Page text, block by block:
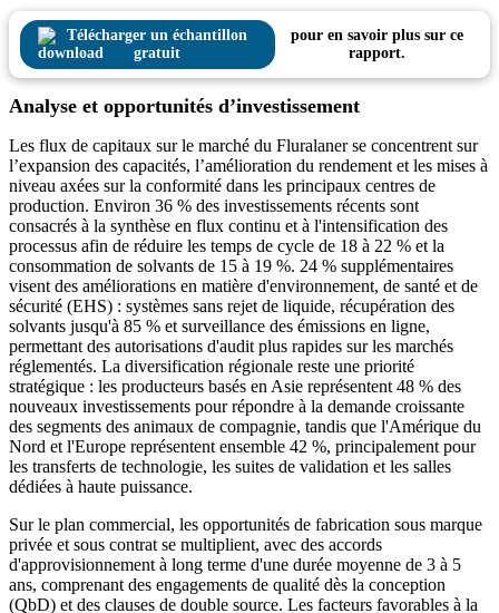
Télécharger un échantillon
gratuit
pour en savoir plus sur ce
rapport.
Analyse et opportunités d’investissement
Les flux de capitaux sur le marché du Fluralaner se concentrent sur
l’expansion des capacités, l’amélioration du rendement et les mises à
niveau axées sur la conformité dans les principaux centres de
production. Environ 36 % des investissements récents sont
consacrés à la synthèse en flux continu et à l'intensification des
processus afin de réduire les temps de cycle de 18 à 22 % et la
consommation de solvants de 15 à 19 %. 24 % supplémentaires
visent des améliorations en matière d'environnement, de santé et de
sécurité (EHS) : systèmes sans rejet de liquide, récupération des
solvants jusqu'à 85 % et surveillance des émissions en ligne,
permettant des autorisations d'audit plus rapides sur les marchés
réglementés. La diversification régionale reste une priorité
stratégique : les producteurs basés en Asie représentent 48 % des
nouveaux investissements pour répondre à la demande croissante
des segments des animaux de compagnie, tandis que l'Amérique du
Nord et l'Europe représentent ensemble 42 %, principalement pour
les transferts de technologie, les suites de validation et les salles
dédiées à haute puissance.
Sur le plan commercial, les opportunités de fabrication sous marque
privée et sous contrat se multiplient, avec des accords
d'approvisionnement à long terme d'une durée moyenne de 3 à 5
ans, comprenant des engagements de qualité dès la conception
(QbD) et des clauses de double source. Les facteurs favorables à la